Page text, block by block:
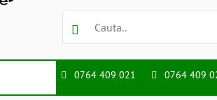
0764 409 021 0764 409